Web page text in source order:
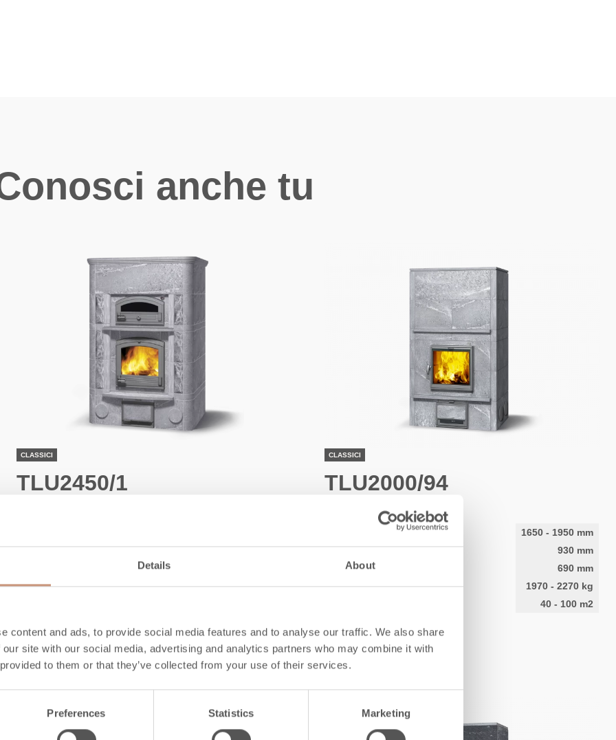
Details About
content and ads, to provide social media features and to analyse our traffic. We also share
site with our social media, advertising and analytics partners who may combine it with
to them or that they’ve collected from your use of their services.
Preferences Statistics Marketing
anche tu
CLASSICI
TLU2450/1
Larghezza
1080mm
Peso
2840kg
CONOSCI
CLASSICI
TLU2000/94
1650 - 1950mm
Larghezza
930mm
Profondità
690mm
Peso
1970 - 2270kg
40 - 100m2
CONOSCI